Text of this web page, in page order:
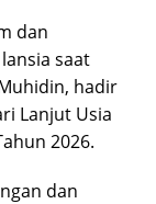
dan
saat
hadir
Lanjut Usia
2026.
dan